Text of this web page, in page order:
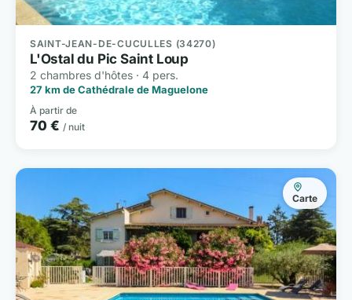
SAINT-JEAN-DE-CUCULLES (34270)
L'Ostal du Pic Saint Loup
2 chambres d'hôtes · 4 pers.
27 km de Cathédrale de Maguelone
À partir de
70 € / nuit
Carte